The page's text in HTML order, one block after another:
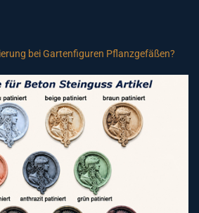
bei Gartenfiguren Pflanzgefäßen?